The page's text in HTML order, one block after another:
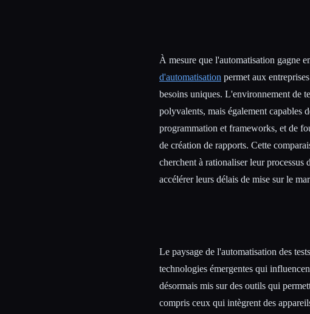
À mesure que l'automatisation gagne
d'automatisation permet aux
besoins uniques. L'environnement de
polyvalents, mais également capables
programmation et frameworks, et de
de création de rapports. Cette
cherchent à rationaliser leur processus
accélérer leurs délais de mise sur le
Le paysage de l'automatisation des
technologies émergentes qui
désormais mis sur des outils qui
compris ceux qui intègrent des